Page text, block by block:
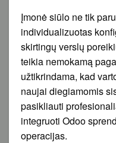
Įmonė siūlo ne tik
individualizuotas
skirtingų verslų
teikia nemokamą
užtikrindama, kad
naujai diegiamomis
pasikliauti
integruoti Odoo
operacijas.